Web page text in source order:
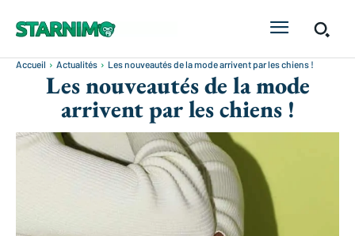
Accueil Actualités Les nouveautés de la mode arrivent par les chiens !
Les nouveautés de la mode
arrivent par les chiens !